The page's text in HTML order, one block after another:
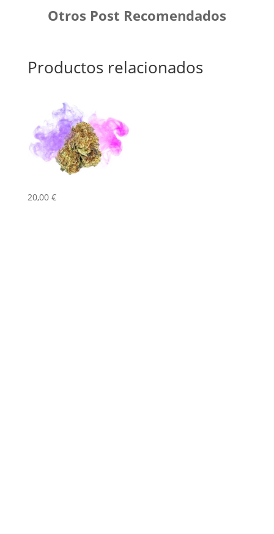
Otros Post Recomendados
Productos relacionados
20,00 €